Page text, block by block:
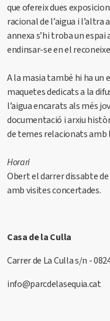
que ofereix dues
racional de l’aigua i l’altra
annexa s’hi troba un
endinsar-se en el
A la masia també hi ha un
maquetes dedicats a la
l’aigua encarats als més
documentació i arxiu
de temes relacionats amb
Horari
Obert el darrer dissabte
amb visites concertades.
Casa de la Culla
Carrer de La Culla s/n -
info@parcdelasequia.cat